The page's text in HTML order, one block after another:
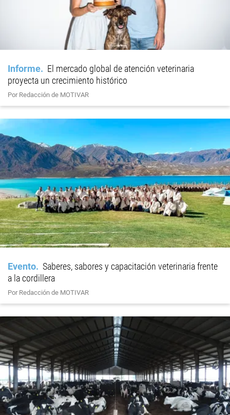
Informe
El mercado global de atención veterinaria
proyecta un crecimiento histórico
Por Redacción de MOTIVAR
Evento
Saberes, sabores y capacitación veterinaria frente
a la cordillera
Por Redacción de MOTIVAR